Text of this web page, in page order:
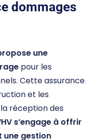
dommages
une
pour les
Cette assurance
et les
réception des
s’engage à offrir
une gestion